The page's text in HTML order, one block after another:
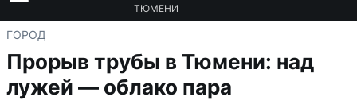
ТЮМЕНИ
ГОРОД
Прорыв трубы в Тюмени: над
лужей — облако пара